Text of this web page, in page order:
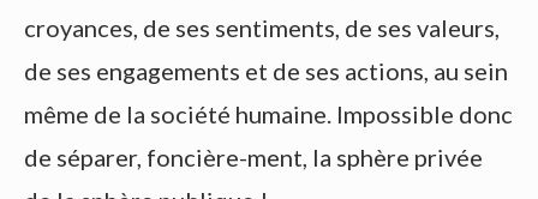
croyances, de ses sentiments, de ses valeurs,
de ses engagements et de ses actions, au sein
même de la société humaine. Impossible donc
de séparer, foncière-ment, la sphère privée